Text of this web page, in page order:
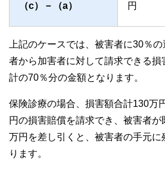
（c）－（a）
円
上記のケースでは、被害者に30％
者から加害者に対して請求できる損
計の70％分の金額となります。
保険診療の場合、損害額合計130万
円の損害賠償を請求でき、被害者
万円を差し引くと、被害者の手元に
ります。